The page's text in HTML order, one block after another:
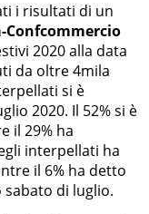
i risultati di un
Confcommercio
2020 alla data
da oltre 4mila
si è
2020. Il 52% si è
il 29% ha
interpellati ha
il 6% ha detto
di luglio.